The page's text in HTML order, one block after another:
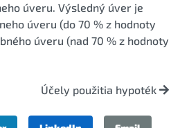
úveru. Výsledný úver je
úveru (do 70 % z hodnoty
úveru (nad 70 % z hodnoty
Účely použitia hypoték